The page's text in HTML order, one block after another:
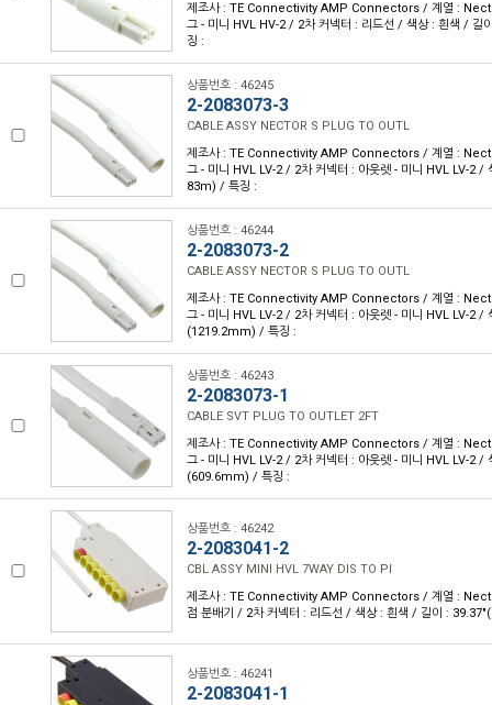
제조사 : TE Connectivity AMP Connectors / 계열 :
그 - 미니 HVL HV-2 / 2차 커넥터 : 리드선 / 색상 : 흰색 /
징 :
상품번호 : 46245
2-2083073-3
CABLE ASSY NECTOR S PLUG TO OUTL
제조사 : TE Connectivity AMP Connectors / 계열 :
그 - 미니 HVL LV-2 / 2차 커넥터 : 아웃렛 - 미니 HVL LV-2 /
83m) / 특징 :
상품번호 : 46244
2-2083073-2
CABLE ASSY NECTOR S PLUG TO OUTL
제조사 : TE Connectivity AMP Connectors / 계열 :
그 - 미니 HVL LV-2 / 2차 커넥터 : 아웃렛 - 미니 HVL LV-2 /
(1219.2mm) / 특징 :
상품번호 : 46243
2-2083073-1
CABLE SVT PLUG TO OUTLET 2FT
제조사 : TE Connectivity AMP Connectors / 계열 :
그 - 미니 HVL LV-2 / 2차 커넥터 : 아웃렛 - 미니 HVL LV-2 /
(609.6mm) / 특징 :
상품번호 : 46242
2-2083041-2
CBL ASSY MINI HVL 7WAY DIS TO PI
제조사 : TE Connectivity AMP Connectors / 계열 :
점 분배기 / 2차 커넥터 : 리드선 / 색상 : 흰색 / 길이 :
상품번호 : 46241
2-2083041-1